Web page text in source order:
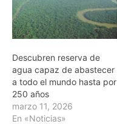
Descubren reserva de
agua capaz de abastecer
a todo el mundo hasta por
250 años
marzo 11, 2026
En «Noticias»